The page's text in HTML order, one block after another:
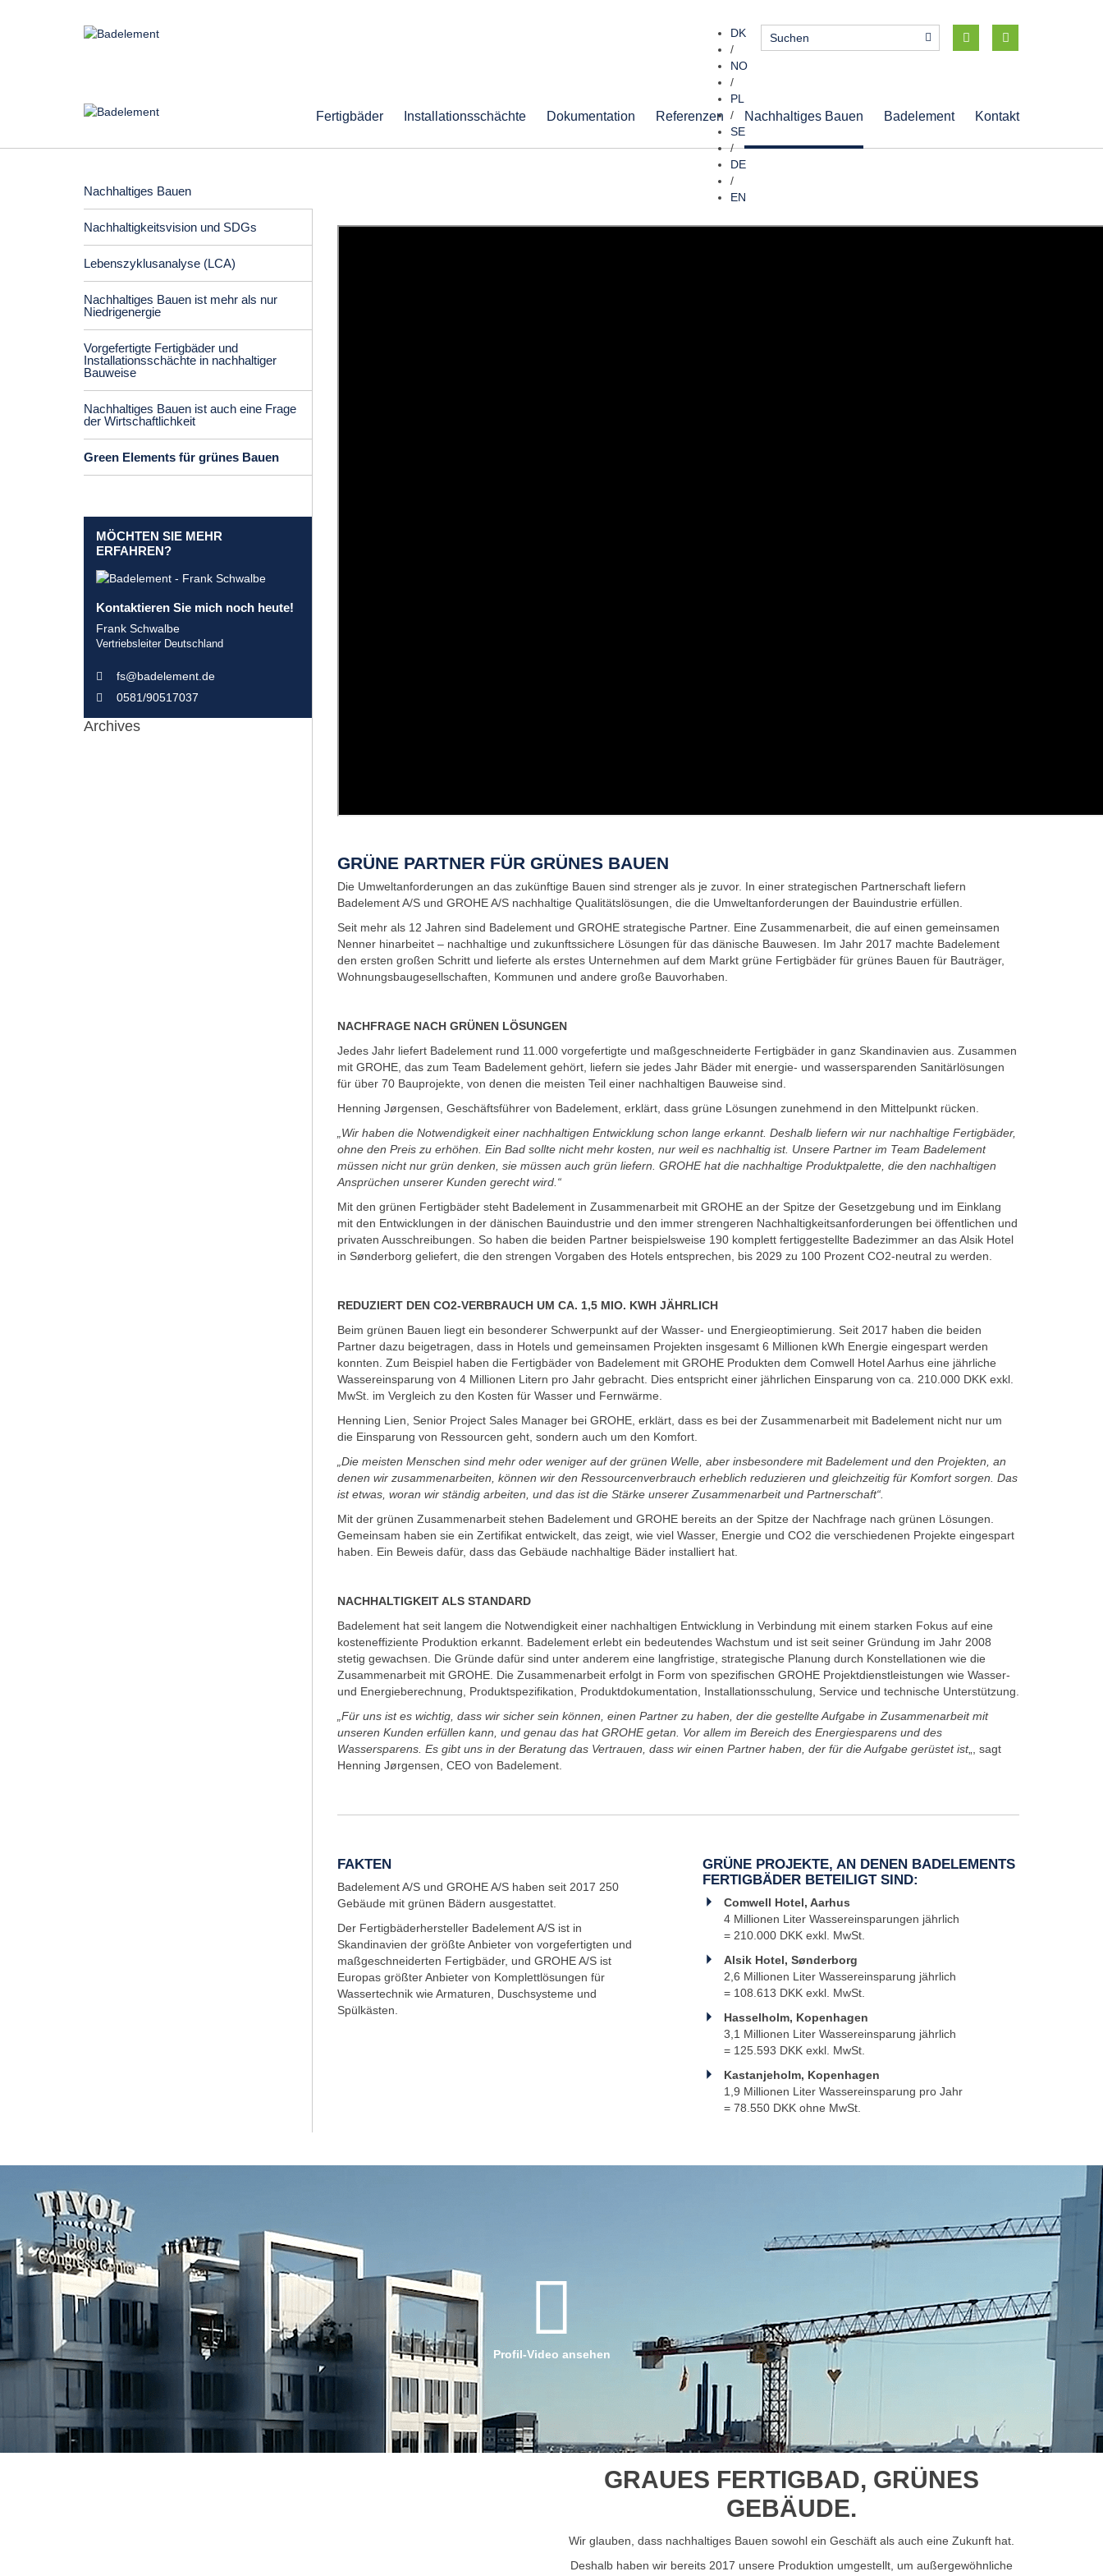
DK
/
NO
/
PL
/
SE
/
DE
/
EN
Fertigbäder Installationsschächte Dokumentation Referenzen Nachhaltiges Bauen Badelement Kontakt
Nachhaltiges Bauen
Nachhaltigkeitsvision und SDGs
Lebenszyklusanalyse (LCA)
Nachhaltiges Bauen ist mehr als nur
Niedrigenergie
Vorgefertigte Fertigbäder und
Installationsschächte in nachhaltiger
Bauweise
Nachhaltiges Bauen ist auch eine Frage
der Wirtschaftlichkeit
Green Elements für grünes Bauen
MÖCHTEN SIE MEHR
ERFAHREN?
Kontaktieren Sie mich noch heute!
Frank Schwalbe
Vertriebsleiter Deutschland
fs@badelement.de
0581/90517037
Archives
GRÜNE PARTNER FÜR GRÜNES BAUEN
Die Umweltanforderungen an das zukünftige Bauen sind strenger als je zuvor. In einer strategischen Partnerschaft liefern
Badelement A/S und GROHE A/S nachhaltige Qualitätslösungen, die die Umweltanforderungen der Bauindustrie erfüllen.
Seit mehr als 12 Jahren sind Badelement und GROHE strategische Partner. Eine Zusammenarbeit, die auf einen gemeinsamen
Nenner hinarbeitet – nachhaltige und zukunftssichere Lösungen für das dänische Bauwesen. Im Jahr 2017 machte Badelement
den ersten großen Schritt und lieferte als erstes Unternehmen auf dem Markt grüne Fertigbäder für grünes Bauen für Bauträger,
Wohnungsbaugesellschaften, Kommunen und andere große Bauvorhaben.
NACHFRAGE NACH GRÜNEN LÖSUNGEN
Jedes Jahr liefert Badelement rund 11.000 vorgefertigte und maßgeschneiderte Fertigbäder in ganz Skandinavien aus. Zusammen
mit GROHE, das zum Team Badelement gehört, liefern sie jedes Jahr Bäder mit energie- und wassersparenden Sanitärlösungen
für über 70 Bauprojekte, von denen die meisten Teil einer nachhaltigen Bauweise sind.
Henning Jørgensen, Geschäftsführer von Badelement, erklärt, dass grüne Lösungen zunehmend in den Mittelpunkt rücken.
„Wir haben die Notwendigkeit einer nachhaltigen Entwicklung schon lange erkannt. Deshalb liefern wir nur nachhaltige Fertigbäder,
ohne den Preis zu erhöhen. Ein Bad sollte nicht mehr kosten, nur weil es nachhaltig ist. Unsere Partner im Team Badelement
müssen nicht nur grün denken, sie müssen auch grün liefern. GROHE hat die nachhaltige Produktpalette, die den nachhaltigen
Ansprüchen unserer Kunden gerecht wird.“
Mit den grünen Fertigbäder steht Badelement in Zusammenarbeit mit GROHE an der Spitze der Gesetzgebung und im Einklang
mit den Entwicklungen in der dänischen Bauindustrie und den immer strengeren Nachhaltigkeitsanforderungen bei öffentlichen und
privaten Ausschreibungen. So haben die beiden Partner beispielsweise 190 komplett fertiggestellte Badezimmer an das Alsik Hotel
in Sønderborg geliefert, die den strengen Vorgaben des Hotels entsprechen, bis 2029 zu 100 Prozent CO2-neutral zu werden.
REDUZIERT DEN CO2-VERBRAUCH UM CA. 1,5 MIO. KWH JÄHRLICH
Beim grünen Bauen liegt ein besonderer Schwerpunkt auf der Wasser- und Energieoptimierung. Seit 2017 haben die beiden
Partner dazu beigetragen, dass in Hotels und gemeinsamen Projekten insgesamt 6 Millionen kWh Energie eingespart werden
konnten. Zum Beispiel haben die Fertigbäder von Badelement mit GROHE Produkten dem Comwell Hotel Aarhus eine jährliche
Wassereinsparung von 4 Millionen Litern pro Jahr gebracht. Dies entspricht einer jährlichen Einsparung von ca. 210.000 DKK exkl.
MwSt. im Vergleich zu den Kosten für Wasser und Fernwärme.
Henning Lien, Senior Project Sales Manager bei GROHE, erklärt, dass es bei der Zusammenarbeit mit Badelement nicht nur um
die Einsparung von Ressourcen geht, sondern auch um den Komfort.
„Die meisten Menschen sind mehr oder weniger auf der grünen Welle, aber insbesondere mit Badelement und den Projekten, an
denen wir zusammenarbeiten, können wir den Ressourcenverbrauch erheblich reduzieren und gleichzeitig für Komfort sorgen. Das
ist etwas, woran wir ständig arbeiten, und das ist die Stärke unserer Zusammenarbeit und Partnerschaft“.
Mit der grünen Zusammenarbeit stehen Badelement und GROHE bereits an der Spitze der Nachfrage nach grünen Lösungen.
Gemeinsam haben sie ein Zertifikat entwickelt, das zeigt, wie viel Wasser, Energie und CO2 die verschiedenen Projekte eingespart
haben. Ein Beweis dafür, dass das Gebäude nachhaltige Bäder installiert hat.
NACHHALTIGKEIT ALS STANDARD
Badelement hat seit langem die Notwendigkeit einer nachhaltigen Entwicklung in Verbindung mit einem starken Fokus auf eine
kosteneffiziente Produktion erkannt. Badelement erlebt ein bedeutendes Wachstum und ist seit seiner Gründung im Jahr 2008
stetig gewachsen. Die Gründe dafür sind unter anderem eine langfristige, strategische Planung durch Konstellationen wie die
Zusammenarbeit mit GROHE. Die Zusammenarbeit erfolgt in Form von spezifischen GROHE Projektdienstleistungen wie Wasser-
und Energieberechnung, Produktspezifikation, Produktdokumentation, Installationsschulung, Service und technische Unterstützung.
„Für uns ist es wichtig, dass wir sicher sein können, einen Partner zu haben, der die gestellte Aufgabe in Zusammenarbeit mit
unseren Kunden erfüllen kann, und genau das hat GROHE getan. Vor allem im Bereich des Energiesparens und des
Wassersparens. Es gibt uns in der Beratung das Vertrauen, dass wir einen Partner haben, der für die Aufgabe gerüstet ist„, sagt
Henning Jørgensen, CEO von Badelement.
FAKTEN
Badelement A/S und GROHE A/S haben seit 2017 250
Gebäude mit grünen Bädern ausgestattet.
Der Fertigbäderhersteller Badelement A/S ist in
Skandinavien der größte Anbieter von vorgefertigten und
maßgeschneiderten Fertigbäder, und GROHE A/S ist
Europas größter Anbieter von Komplettlösungen für
Wassertechnik wie Armaturen, Duschsysteme und
Spülkästen.
GRÜNE PROJEKTE, AN DENEN BADELEMENTS
FERTIGBÄDER BETEILIGT SIND:
Comwell Hotel, Aarhus
4 Millionen Liter Wassereinsparungen jährlich
= 210.000 DKK exkl. MwSt.
Alsik Hotel, Sønderborg
2,6 Millionen Liter Wassereinsparung jährlich
= 108.613 DKK exkl. MwSt.
Hasselholm, Kopenhagen
3,1 Millionen Liter Wassereinsparung jährlich
= 125.593 DKK exkl. MwSt.
Kastanjeholm, Kopenhagen
1,9 Millionen Liter Wassereinsparung pro Jahr
= 78.550 DKK ohne MwSt.
Profil-Video ansehen
GRAUES FERTIGBAD, GRÜNES
GEBÄUDE.
Wir glauben, dass nachhaltiges Bauen sowohl ein Geschäft als auch eine Zukunft hat.
Deshalb haben wir bereits 2017 unsere Produktion umgestellt, um außergewöhnliche